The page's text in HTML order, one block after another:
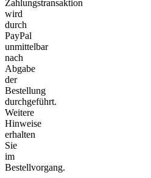
Zahlungstransaktion
wird
durch
PayPal
unmittelbar
nach
Abgabe
der
Bestellung
durchgeführt.
Weitere
Hinweise
erhalten
Sie
im
Bestellvorgang.